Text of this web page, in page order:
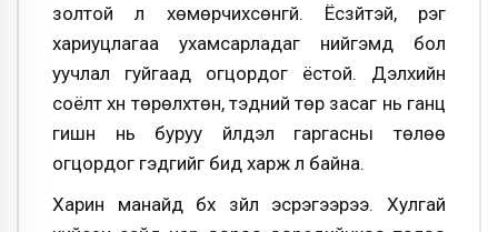
золтой л хөмөрчихсөнгүй. Ёсзүйтэй, үүрэг
хариуцлагаа ухамсарладаг нийгэмд бол
уучлал гуйгаад огцордог ёстой. Дэлхийн
соёлт хүн төрөлхтөн, тэдний төр засаг нь ганц
гишүүн нь буруу үйлдэл гаргасны төлөө
огцордог гэдгийг бид харж л байна.
Харин манайд бүх зүйл эсрэгээрээ. Хулгай